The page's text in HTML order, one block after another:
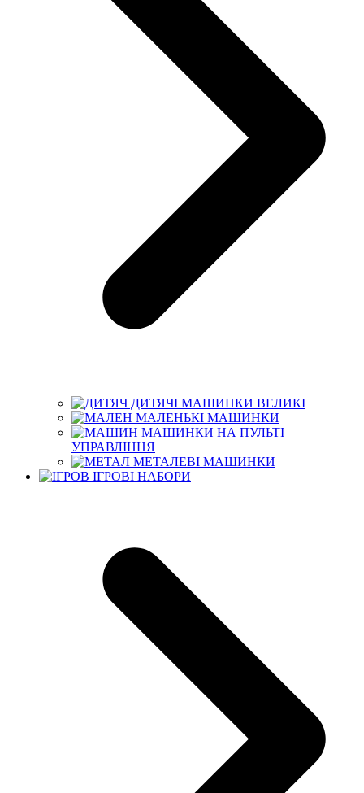
ДИТЯЧІ МАШИНКИ ВЕЛИКІ
МАЛЕНЬКІ МАШИНКИ
МАШИНКИ НА ПУЛЬТІ
УПРАВЛІННЯ
МЕТАЛЕВІ МАШИНКИ
ІГРОВІ НАБОРИ